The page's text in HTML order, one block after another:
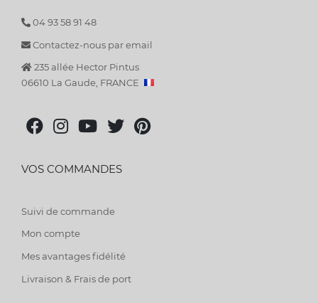
04 93 58 91 48
Contactez-nous par email
235 allée Hector Pintus
06610 La Gaude, FRANCE
VOS COMMANDES
Suivi de commande
Mon compte
Mes avantages fidélité
Livraison & Frais de port